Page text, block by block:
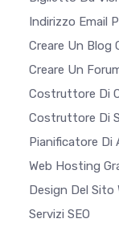
Indirizzo Email
Creare Un Blog
Creare Un
Costruttore Di
Costruttore Di
Pianificatore Di
Web Hosting
Design Del Sito
Servizi SEO